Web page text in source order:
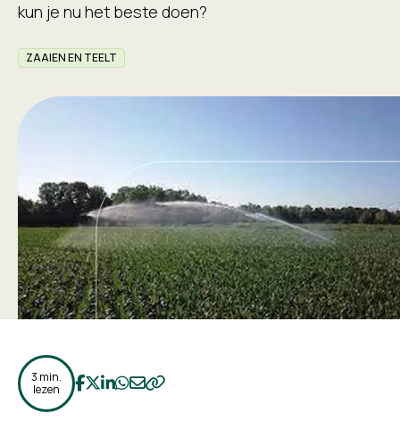
kun je nu het beste doen?
ZAAIEN EN TEELT
3 min.
lezen
Deel op Facebook
Deel op Twitter
Deel op LinkedIn
Deel op WhatsApp
Deel op Email
Kopieer naar klembord